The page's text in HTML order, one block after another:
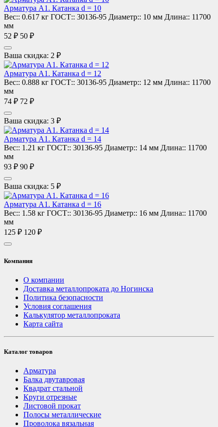
Арматура А1. Катанка d = 10
Вес:: 0.617 кг ГОСТ:: 30136-95 Диаметр:: 10 мм Длина:: 11700
мм
52 ₽ 50 ₽
Ваша скидка: 2 ₽
Арматура А1. Катанка d = 12
Вес:: 0.888 кг ГОСТ:: 30136-95 Диаметр:: 12 мм Длина:: 11700
мм
74 ₽ 72 ₽
Ваша скидка: 3 ₽
Арматура А1. Катанка d = 14
Вес:: 1.21 кг ГОСТ:: 30136-95 Диаметр:: 14 мм Длина:: 11700
мм
93 ₽ 90 ₽
Ваша скидка: 5 ₽
Арматура А1. Катанка d = 16
Вес:: 1.58 кг ГОСТ:: 30136-95 Диаметр:: 16 мм Длина:: 11700
мм
125 ₽ 120 ₽
Компания
О компании
Доставка металлопроката до Ногинска
Политика безопасности
Условия соглашения
Калькулятор металлопроката
Карта сайта
Каталог товаров
Арматура
Балка двутавровая
Квадрат стальной
Круги отрезные
Листовой прокат
Полосы металлические
Проволока вязальная